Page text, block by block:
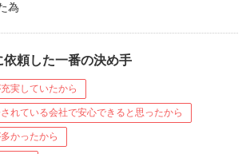
為
依頼した一番の決め手
実していたから
れている会社で安心できると思ったから
かったから